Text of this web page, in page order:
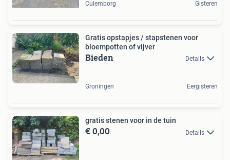
Culemborg Gisteren
Gratis opstapjes / stapstenen voor
bloempotten of vijver
Bieden Details
Groningen Eergisteren
gratis stenen voor in de tuin
€ 0,00 Details